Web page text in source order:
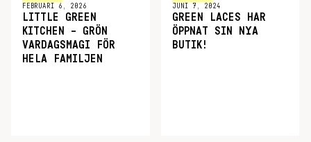
FEBRUARI 6, 2026
LITTLE GREEN
KITCHEN – GRÖN
VARDAGSMAGI FÖR
HELA FAMILJEN
JUNI 7, 2024
GREEN LACES HAR
ÖPPNAT SIN NYA
BUTIK!